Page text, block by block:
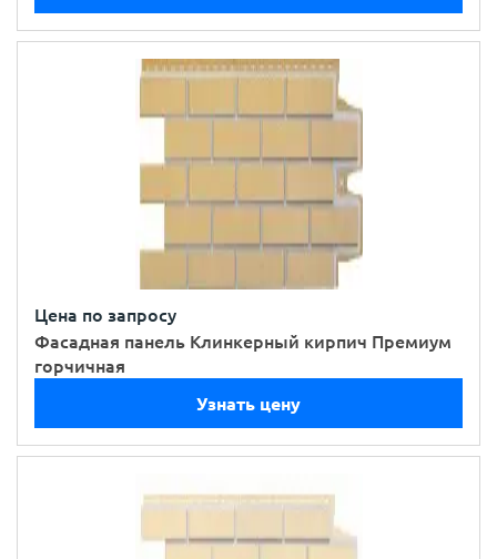
Цена по запросу
Фасадная панель Клинкерный кирпич Премиум
горчичная
Узнать цену